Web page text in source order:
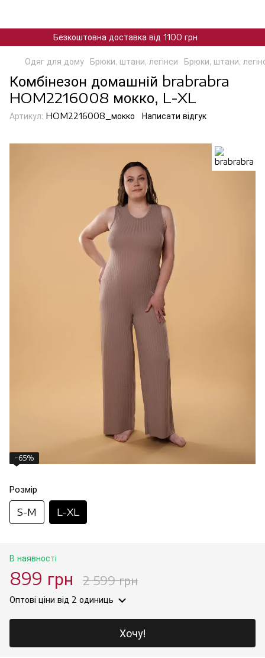
Безкоштовна доставка від 1100 грн
Одяг для дому Брюки, штани, легінси Брюки, штани,
Комбінезон домашній brabrabra
HOM2216008 мокко, L-XL
Артикул: HOM2216008_мокко Написати відгук
−65%
Розмір
S-M L-XL
В наявності
899 грн 2 599 грн
Оптові ціни від 2 одиниць
Хочу!